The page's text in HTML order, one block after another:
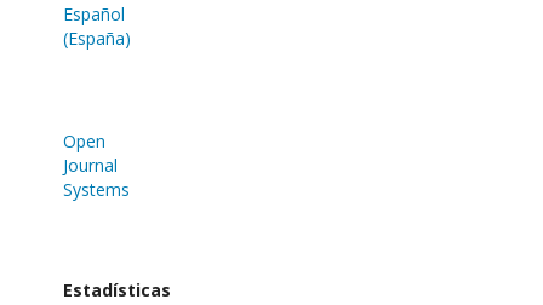
Español
(España)
Open
Journal
Systems
Estadísticas